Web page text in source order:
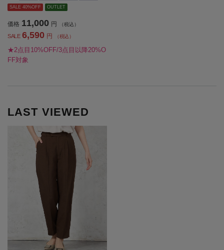
SALE 40%OFF OUTLET
価格 11,000 円 （税込）
SALE 6,590 円 （税込）
★2点目10%OFF/3点目以降20%O
FF対象
LAST VIEWED